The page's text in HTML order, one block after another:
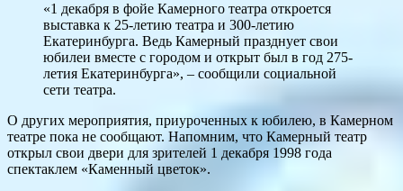
«1 декабря в фойе Камерного театра откроется
выставка к 25-летию театра и 300-летию
Екатеринбурга. Ведь Камерный празднует свои
юбилеи вместе с городом и открыт был в год 275-
летия Екатеринбурга», – сообщили социальной
сети театра.
О других мероприятия, приуроченных к юбилею, в Камерном
театре пока не сообщают. Напомним, что Камерный театр
открыл свои двери для зрителей 1 декабря 1998 года
спектаклем «Каменный цветок».